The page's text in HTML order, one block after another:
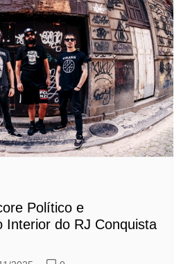
Político e
Interior do RJ Conquista